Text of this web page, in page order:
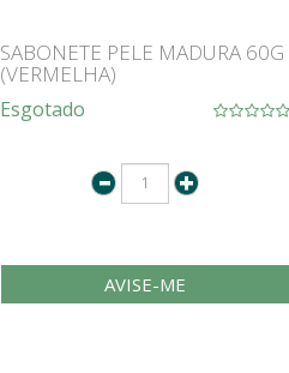
SABONETE PELE MADURA 60G
(VERMELHA)
Esgotado
AVISE-ME